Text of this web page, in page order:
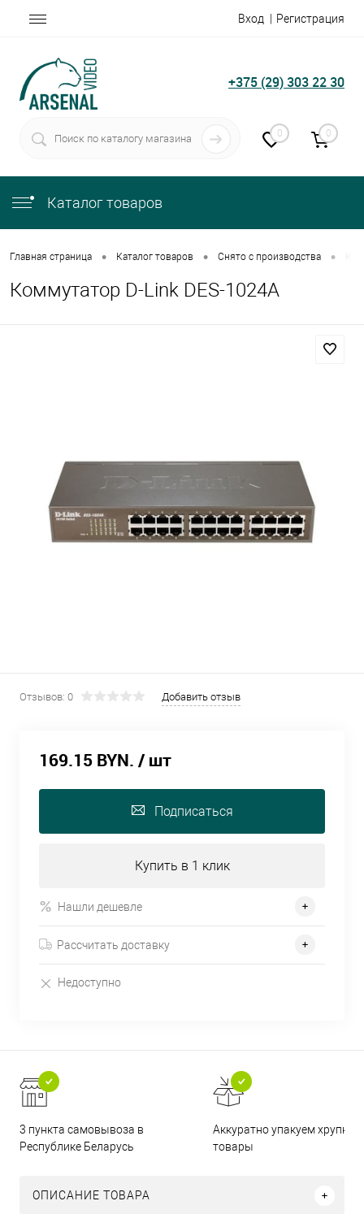
Вход Регистрация
+375 (29) 303 22 30
0 0
Каталог товаров
Главная страница • Каталог товаров • Снято с производства •
Коммутатор D-Link DES-1024A
Отзывов: 0 Добавить отзыв
169.15 BYN. / шт
Подписаться
Купить в 1 клик
Нашли дешевле
Рассчитать доставку
Недоступно
3 пункта самовывоза в
Республике Беларусь
Аккуратно упакуем хрупкие
товары
ОПИСАНИЕ ТОВАРА